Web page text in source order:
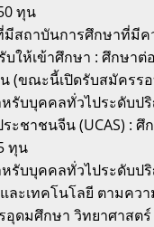
ทุน
สถาบันการศึกษาที่มีค
บให้เข้าศึกษา : ศึกษา
(ขณะนี้เปิดรับสมัครร
รับบุคคลทั่วไประดับป
ะชาชนจีน (UCAS) :
ทุน
รับบุคคลทั่วไประดับป
ละเทคโนโลยี ตามคว
อุดมศึกษา วิทยาศาสต